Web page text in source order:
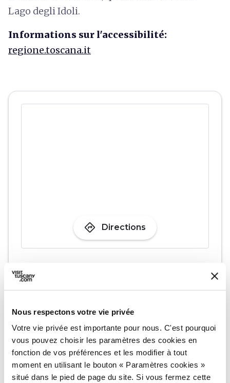
Nous respectons votre vie privée
Votre vie privée est importante pour nous. C'est pourquoi
vous pouvez choisir les paramètres des cookies en
fonction de vos préférences et les modifier à tout
moment en utilisant le bouton « Paramètres cookies »
situé dans le pied de page du site. Si vous fermez cette
Lago degli Idoli.
Informations sur l'accessibilité:
regione.toscana.it
directions Directions
Informations
home Où
Via Berni, 21, 52011 Bibbiena AR, Italia
language Site web
https://www.arcamuseocasentino.it/